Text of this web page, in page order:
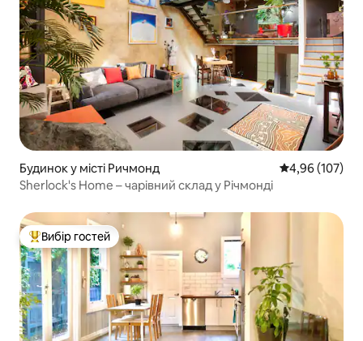
Будинок у місті Ричмонд Середня
4,96 (107)
Sherlock's Home – чарівний склад у Річмонді
Топ вибір гостей
Вибір гостей